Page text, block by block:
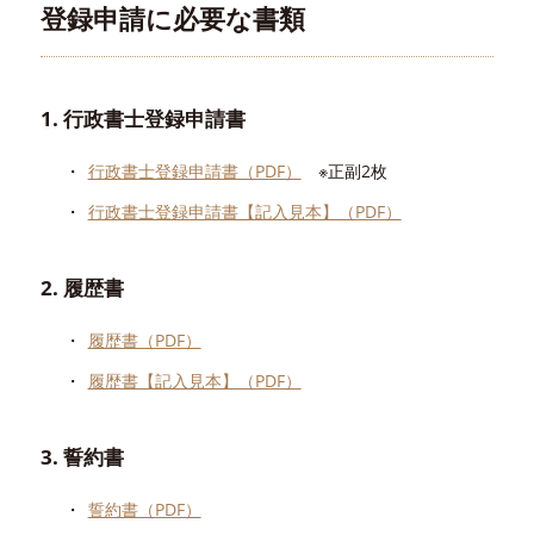
登録申請に必要な書類
1. 行政書士登録申請書
行政書士登録申請書（PDF）
※正副2枚
行政書士登録申請書【記入見本】（PDF）
2. 履歴書
履歴書（PDF）
履歴書【記入見本】（PDF）
3. 誓約書
誓約書（PDF）